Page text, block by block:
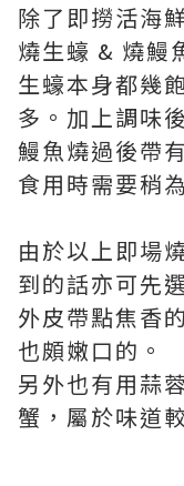
除了即撈活海
燒生蠔 & 燒鰻
生蠔本身都幾
多。加上調味
鰻魚燒過後帶
食用時需要稍
由於以上即場
到的話亦可先
外皮帶點焦香
也頗嫩口的。
另外也有用蒜
蟹，屬於味道